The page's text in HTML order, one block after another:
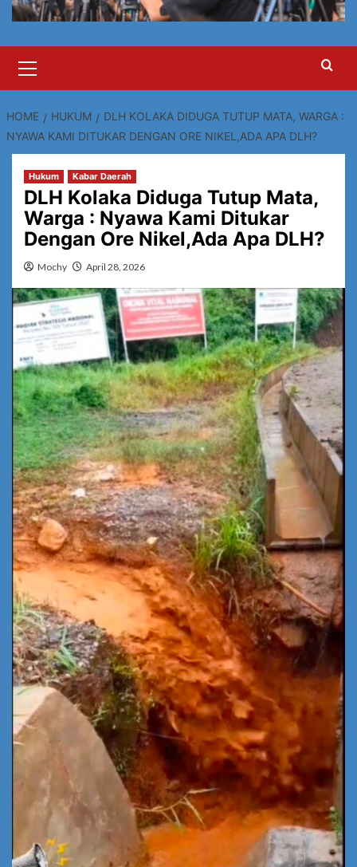
Menu
HOME HUKUM
DLH KOLAKA DIDUGA TUTUP MATA, WARGA :
NYAWA KAMI DITUKAR DENGAN ORE NIKEL,ADA APA DLH?
Hukum Kabar Daerah
DLH Kolaka Diduga Tutup Mata,
Warga : Nyawa Kami Ditukar
Dengan Ore Nikel,Ada Apa DLH?
Mochy April 28, 2026